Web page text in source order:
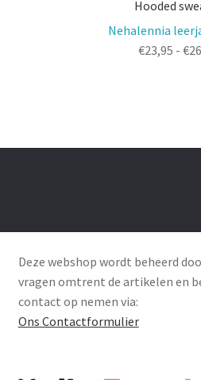
Hooded
Nehalennia
€23,95 - €
Deze webshop wordt beheerd
vragen omtrent de artikelen en
contact op nemen via:
Ons Contactformulier